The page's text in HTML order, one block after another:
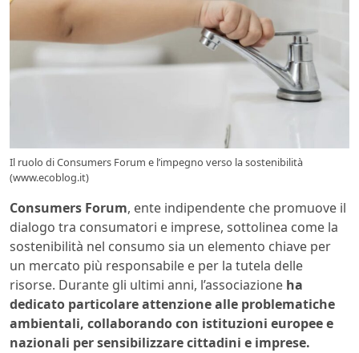
Il ruolo di Consumers Forum e l’impegno verso la sostenibilità
(www.ecoblog.it)
Consumers Forum, ente indipendente che promuove il
dialogo tra consumatori e imprese, sottolinea come la
sostenibilità nel consumo sia un elemento chiave per
un mercato più responsabile e per la tutela delle
risorse. Durante gli ultimi anni, l’associazione ha
dedicato particolare attenzione alle problematiche
ambientali, collaborando con istituzioni europee e
nazionali per sensibilizzare cittadini e imprese.